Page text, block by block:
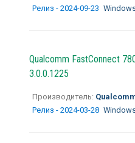
Релиз - 2024-09-23
Qualcomm FastConnect
3.0.0.1225
Производитель:
Релиз - 2024-03-28